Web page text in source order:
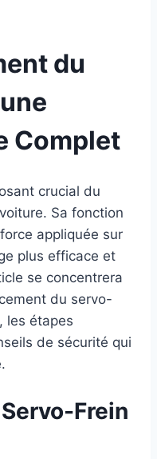
du
Complet
crucial du
Sa fonction
appliquée sur
plus efficace et
se concentrera
du servo-
les étapes
de sécurité qui
Servo-Frein